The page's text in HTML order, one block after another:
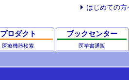
はじめての方
プロダクト
医療機器検索
ブックセンター
医学書通販